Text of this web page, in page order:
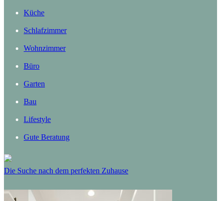
Küche
Schlafzimmer
Wohnzimmer
Büro
Garten
Bau
Lifestyle
Gute Beratung
Die Suche nach dem perfekten Zuhause